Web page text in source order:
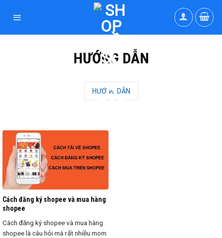
HƯỚNG DẪN
HƯỚNG DẪN
Cách đăng ký shopee và mua hàng
shopee
Cách đăng ký shopee và mua hàng
shopee là câu hỏi mà rất nhiều mom